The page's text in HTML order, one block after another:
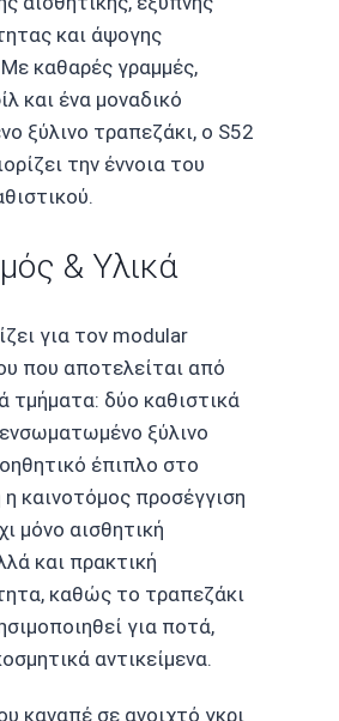
και άψογης
καθαρές γραμμές,
και ένα μοναδικό
ξύλινο τραπεζάκι, ο S52
την έννοια του
& Υλικά
για τον modular
που αποτελείται από
τμήματα: δύο καθιστικά
ξύλινο
έπιπλο στο
καινοτόμος προσέγγιση
μόνο αισθητική
και πρακτική
καθώς το τραπεζάκι
για ποτά,
αντικείμενα.
καναπέ σε ανοιχτό γκρι